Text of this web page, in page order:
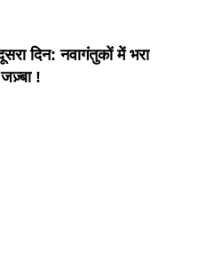
दिन: नवागंतुकों में भरा
!